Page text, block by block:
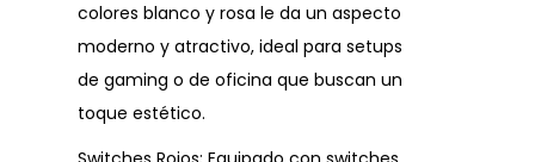
colores blanco y rosa le da un aspecto
moderno y atractivo, ideal para setups
de gaming o de oficina que buscan un
toque estético.